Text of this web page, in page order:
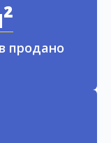
продано